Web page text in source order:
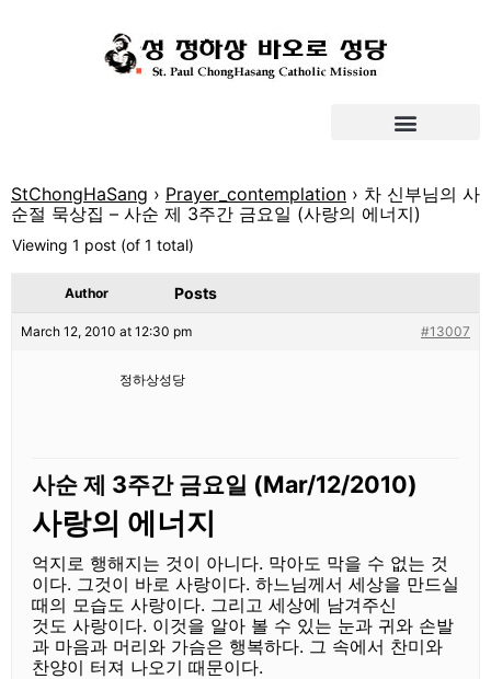
StChongHaSang › Prayer_contemplation › 차 신부님의 사
순절 묵상집 – 사순 제 3주간 금요일 (사랑의 에너지)
Viewing 1 post (of 1 total)
Author Posts
March 12, 2010 at 12:30 pm #13007
정하상성당
사순 제 3주간 금요일 (Mar/12/2010)
사랑의 에너지
억지로 행해지는 것이 아니다. 막아도 막을 수 없는 것
이다. 그것이 바로 사랑이다. 하느님께서 세상을 만드실
때의 모습도 사랑이다. 그리고 세상에 남겨주신
것도 사랑이다. 이것을 알아 볼 수 있는 눈과 귀와 손발
과 마음과 머리와 가슴은 행복하다. 그 속에서 찬미와
찬양이 터져 나오기 때문이다.